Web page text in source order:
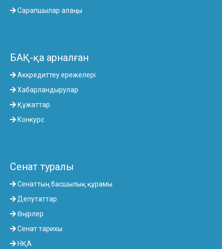
Сарапшылар алаңы
БАҚ-қа арналған
Аккредиттеу ережелері
Хабарландырулар
Құжаттар
Конкурс
Сенат туралы
Сенаттың басшылық құрамы
Депутаттар
Өңірлер
Сенат тарихы
НҚА